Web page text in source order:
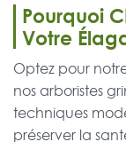
Pourquoi
Votre
Optez pour
nos arboristes
techniques
préserver la